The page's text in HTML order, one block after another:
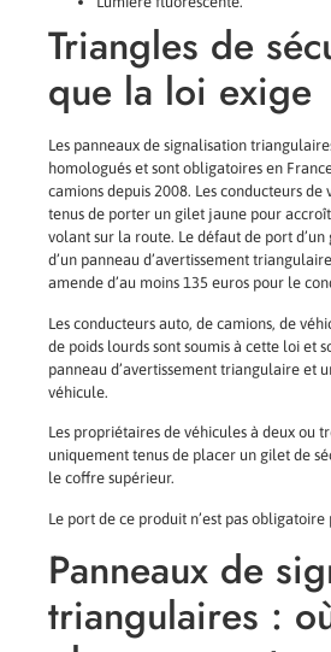
Triangles de
que la loi exige
Les panneaux de signalisation
homologués et sont obligatoires en
camions depuis 2008. Les conducteurs
tenus de porter un gilet jaune pour
volant sur la route. Le défaut de port
d’un panneau d’avertissement
amende d’au moins 135 euros pour le
Les conducteurs auto, de camions, de
de poids lourds sont soumis à cette loi et
panneau d’avertissement triangulaire et
véhicule.
Les propriétaires de véhicules à deux ou
uniquement tenus de placer un gilet de
le coffre supérieur.
Le port de ce produit n’est pas
Panneaux de
triangulaires :